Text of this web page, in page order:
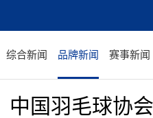
综合新闻 品牌新闻 赛事新闻
中国羽毛球协